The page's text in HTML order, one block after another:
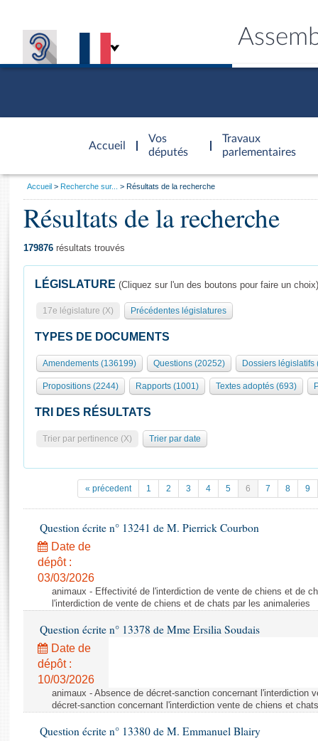
Accueil
d'accueil
Vos
députés
Travaux
parlementaires
Présidence
577 députés
Groupes politiques
Séance publique
Commissions et autres organes
Europe et International
Pétitions
Projets de loi
Propositions de loi
Amendements
Textes adoptés
Rapports législatifs
Rapports sur l'application des lois
Baromètre de l’application des lois
Dossiers législatifs
Général
Rôle et pouvoirs de l'Assemblée
Organisation de l'Assemblée
Présidence Conférence des Présidents Bureau Collège des
Statistiques et chiffres clés
Documents de référence
( Constitution | Règlement de l'Assemblée ... )
Histoire
Juniors
Anciennes législatures
Visiter l'Assemblée
Visite virtuelle du palais Bourbon
Assister à une séance
La Bibliothèque
Contacts et plan d'accès
Photos libres de droit
Vous
Accueil Recherche sur... Résultats de la recherche
Résultats de la recherche
179876 résultats trouvés
LÉGISLATURE (Cliquez sur l'un des boutons pour faire un choix)
17e législature (X) Précédentes législatures
TYPES DE DOCUMENTS
Amendements (136199) Questions (20252) Dossiers législatifs
Propositions (2244) Rapports (1001) Textes adoptés (693)
TRI DES RÉSULTATS
Trier par pertinence (X) Trier par date
« précedent 1 2 3 4 5 6 7 8 9
Question écrite n° 13241 de M. Pierrick Courbon
Date de
dépôt :
03/03/2026
animaux - Effectivité de l'interdiction de vente de chiens et de
l'interdiction de vente de chiens et de chats par les animaleries
Question écrite n° 13378 de Mme Ersilia Soudais
Date de
dépôt :
10/03/2026
animaux - Absence de décret-sanction concernant l'interdiction
décret-sanction concernant l'interdiction vente de chiens et chats
Question écrite n° 13380 de M. Emmanuel Blairy